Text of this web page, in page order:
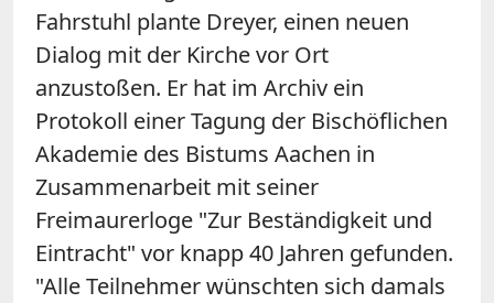
Fahrstuhl plante Dreyer, einen neuen
Dialog mit der Kirche vor Ort
anzustoßen. Er hat im Archiv ein
Protokoll einer Tagung der Bischöflichen
Akademie des Bistums Aachen in
Zusammenarbeit mit seiner
Freimaurerloge "Zur Beständigkeit und
Eintracht" vor knapp 40 Jahren gefunden.
"Alle Teilnehmer wünschten sich damals